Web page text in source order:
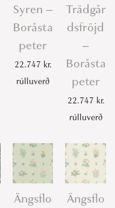
Syren –
Boråsta
peter
22.747 kr.
rúlluverð
Trädgår
dsfröjd
–
Boråsta
peter
22.747 kr.
rúlluverð
Ängsflo
Ängsflo